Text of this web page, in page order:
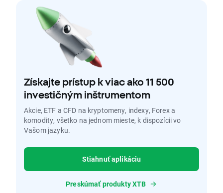
Získajte prístup k viac ako 11 500
investičným inštrumentom
Akcie, ETF a CFD na kryptomeny, indexy, Forex a
komodity, všetko na jednom mieste, k dispozícii vo
Vašom jazyku.
Stiahnuť aplikáciu
Preskúmať produkty XTB